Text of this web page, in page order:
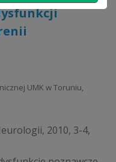
UMK w Toruniu,
2010, 3-4,